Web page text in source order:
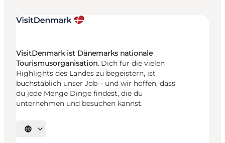
VisitDenmark ist Dänemarks nationale
Tourismusorganisation. Dich für die vielen
Highlights des Landes zu begeistern, ist
buchstäblich unser Job – und wir hoffen, dass
du jede Menge Dinge findest, die du
unternehmen und besuchen kannst.
Sprache auswählen